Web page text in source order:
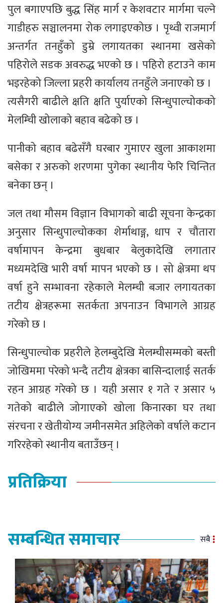
पुल बगाएपछि बुद्ध सिंह मार्ग र केशवटार मार्गमा चल्ने
गाडीहरु सञ्चालनमा रोक लगाइएकोछ । पृथ्वी राजमार्ग
अन्तर्गत तनहुँको डुम्रे लगायतका स्थानमा खसेको
पहिरोले सडक अवरुद्ध भएको छ । पहिरो हटाउने काम
भइरहेको जिल्ला प्रहरी कार्यालय तनहुँले जनाएको छ ।
त्यसैगरी बाढीले क्षति क्षति पुर्याएको सिन्धुपाल्चोकको
मेलम्चिी खोलाको बहाव बढेको छ ।
पानीको बहाव बढेसँगै घरबार गुमाएर खुला आकाशमा
बसेका र अरुको शरणमा पुगेका स्थानीय फेरि चिन्तित
बनेका छन् ।
जल तथा मौसम विज्ञान विभागको बाढी सूचना केन्द्रका
अनुसार सिन्धुपाल्चोकका शेर्माथाङ्ग, धाप र चौतारा
वर्षामापन केन्द्रमा बुधबार बेलुकादेखि लगातार
मध्यमदेखि भारी वर्षा मापन भएको छ । सो क्षेत्रमा थप
वर्षा हुने सम्भावना रहेकाले मेलम्ची बजार लगायतका
तटीय क्षेत्रहरूमा सतर्कता अपनाउन विभागले आग्रह
गरेको छ ।
सिन्धुपाल्चोक प्रहरीले हेलम्बुदेखि मेलम्चीसम्मको बस्ती
जोखिममा परेको भन्दै तटीय क्षेत्रका बासिन्दालाई सतर्क
रहन आग्रह गरेको छ । यही असार १ गते र असार ५
गतेको बाढीले जोगाएको खोला किनारका घर तथा
संरचना र खेतीयोग्य जमीनसमेत अहिलेको वर्षाले कटान
गरिरहेको स्थानीय बताउँछन् ।
प्रतिक्रिया
सम्बन्धित समाचार सबै